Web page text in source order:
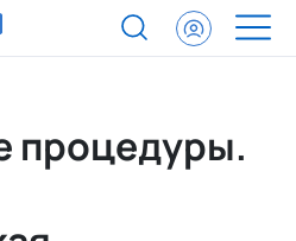
процедуры. Тендеры
процедуры.